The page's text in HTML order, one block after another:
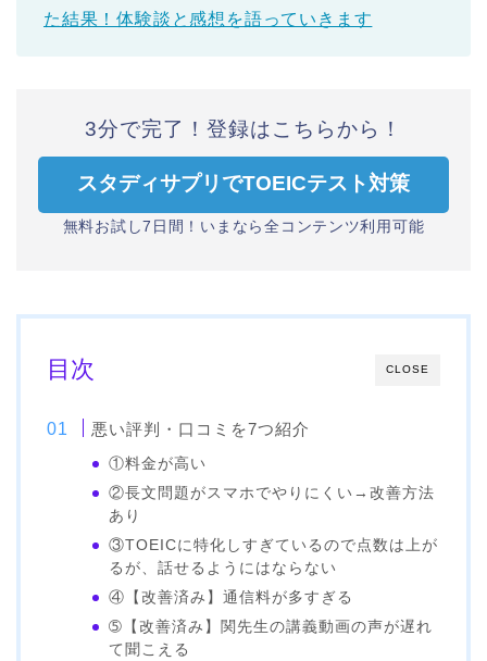
た結果！体験談と感想を語っていきます
3分で完了！登録はこちらから！
スタディサプリでTOEICテスト対策
無料お試し7日間！いまなら全コンテンツ利用可能
CLOSE
目次
悪い評判・口コミを7つ紹介
①料金が高い
②長文問題がスマホでやりにくい→改善方法
あり
③TOEICに特化しすぎているので点数は上が
るが、話せるようにはならない
④【改善済み】通信料が多すぎる
➄【改善済み】関先生の講義動画の声が遅れ
て聞こえる